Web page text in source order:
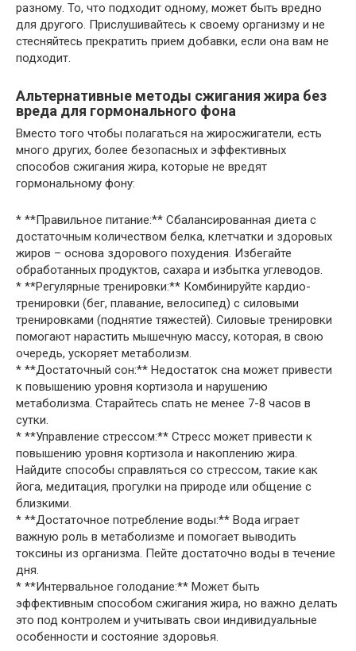
разному. То, что подходит одному, может быть вредно
для другого. Прислушивайтесь к своему организму и не
стесняйтесь прекратить прием добавки, если она вам не
подходит.
Альтернативные методы сжигания жира без
вреда для гормонального фона
Вместо того чтобы полагаться на жиросжигатели, есть
много других, более безопасных и эффективных
способов сжигания жира, которые не вредят
гормональному фону:
* **Правильное питание:** Сбалансированная диета с
достаточным количеством белка, клетчатки и здоровых
жиров – основа здорового похудения. Избегайте
обработанных продуктов, сахара и избытка углеводов.
* **Регулярные тренировки:** Комбинируйте кардио-
тренировки (бег, плавание, велосипед) с силовыми
тренировками (поднятие тяжестей). Силовые тренировки
помогают нарастить мышечную массу, которая, в свою
очередь, ускоряет метаболизм.
* **Достаточный сон:** Недостаток сна может привести
к повышению уровня кортизола и нарушению
метаболизма. Старайтесь спать не менее 7-8 часов в
сутки.
* **Управление стрессом:** Стресс может привести к
повышению уровня кортизола и накоплению жира.
Найдите способы справляться со стрессом, такие как
йога, медитация, прогулки на природе или общение с
близкими.
* **Достаточное потребление воды:** Вода играет
важную роль в метаболизме и помогает выводить
токсины из организма. Пейте достаточно воды в течение
дня.
* **Интервальное голодание:** Может быть
эффективным способом сжигания жира, но важно делать
это под контролем и учитывать свои индивидуальные
особенности и состояние здоровья.